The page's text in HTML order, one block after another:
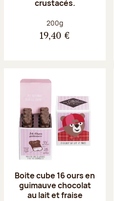
crustacés.
Poids net :
200g
19,40 €
Boite cube 16 ours en
guimauve chocolat
au lait et fraise